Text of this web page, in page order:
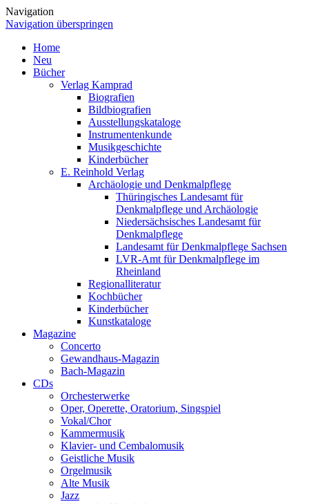
Navigation
Navigation überspringen
Home
Neu
Bücher
Verlag Kamprad
Biografien
Bildbiografien
Ausstellungskataloge
Instrumentenkunde
Musikgeschichte
Kinderbücher
E. Reinhold Verlag
Archäologie und Denkmalpflege
Thüringisches Landesamt für
Denkmalpflege und Archäologie
Niedersächsisches Landesamt für
Denkmalpflege
Landesamt für Denkmalpflege Sachsen
LVR-Amt für Denkmalpflege im
Rheinland
Regionalliteratur
Kochbücher
Kinderbücher
Kunstkataloge
Magazine
Concerto
Gewandhaus-Magazin
Bach-Magazin
CDs
Orchesterwerke
Oper, Operette, Oratorium, Singspiel
Vokal/Chor
Kammermusik
Klavier- und Cembalomusik
Geistliche Musik
Orgelmusik
Alte Musik
Jazz